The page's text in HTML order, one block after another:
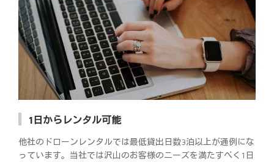
1日からレンタル可能
他社のドローンレンタルでは最低貸出日数3泊以上が通例にな
っています。当社では沢山のお客様のニーズを満たすべく1日